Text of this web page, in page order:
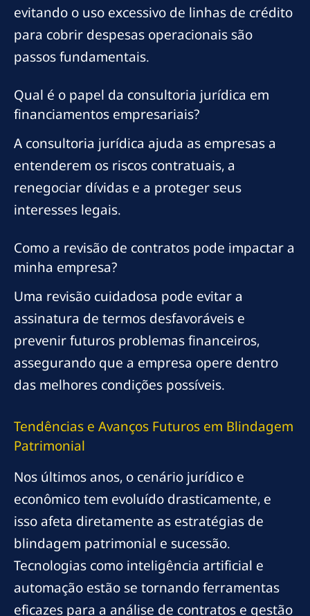
evitando o uso excessivo de linhas de crédito
para cobrir despesas operacionais são
passos fundamentais.
Qual é o papel da consultoria jurídica em
financiamentos empresariais?
A consultoria jurídica ajuda as empresas a
entenderem os riscos contratuais, a
renegociar dívidas e a proteger seus
interesses legais.
Como a revisão de contratos pode impactar a
minha empresa?
Uma revisão cuidadosa pode evitar a
assinatura de termos desfavoráveis e
prevenir futuros problemas financeiros,
assegurando que a empresa opere dentro
das melhores condições possíveis.
Tendências e Avanços Futuros em Blindagem
Patrimonial
Nos últimos anos, o cenário jurídico e
econômico tem evoluído drasticamente, e
isso afeta diretamente as estratégias de
blindagem patrimonial e sucessão.
Tecnologias como inteligência artificial e
automação estão se tornando ferramentas
eficazes para a análise de contratos e gestão